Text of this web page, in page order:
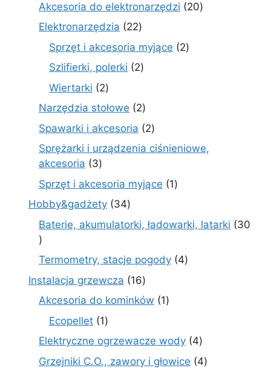
Akcesoria do elektronarzędzi 2020
Elektronarzędzia 2222
produkty
Sprzęt i akcesoria myjące 22
Szlifierki, polerki 22
Wiertarki 22
produkty
Narzędzia stołowe 22
produkty
Spawarki i akcesoria 22
produkty
Sprężarki i urządzenia ciśnieniowe,
akcesoria
33
produkty
Sprzęt i akcesoria myjące 11
Hobby&gadżety 3434
produkty
Baterie, akumulatorki, ładowarki, latarki
30
30
produktów
Termometry, stacje pogody 44
Instalacja grzewcza 1616
produktów
Akcesoria do kominków 11
Ecopellet 11
Elektryczne ogrzewacze wody 44
produkty
Grzejniki C.O., zawory i głowice 44